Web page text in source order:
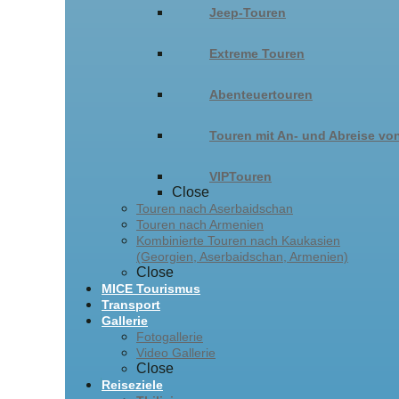
Jeep-Touren
Extreme Touren
Abenteuertouren
Touren mit An- und Abreise
VIPTouren
Close
Touren nach Aserbaidschan
Touren nach Armenien
Kombinierte Touren nach Kaukasien
(Georgien, Aserbaidschan, Armenien)
Close
MICE Tourismus
Transport
Gallerie
Fotogallerie
Video Gallerie
Close
Reiseziele